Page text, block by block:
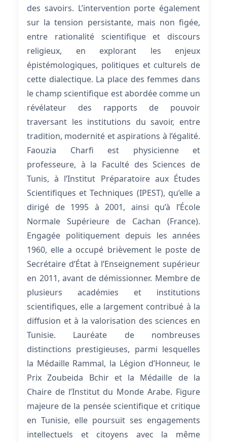
des savoirs. L’intervention porte également
sur la tension persistante, mais non figée,
entre rationalité scientifique et discours
religieux, en explorant les enjeux
épistémologiques, politiques et culturels de
cette dialectique. La place des femmes dans
le champ scientifique est abordée comme un
révélateur des rapports de pouvoir
traversant les institutions du savoir, entre
tradition, modernité et aspirations à l’égalité.
Faouzia Charfi est physicienne et
professeure, à la Faculté des Sciences de
Tunis, à l’Institut Préparatoire aux Études
Scientifiques et Techniques (IPEST), qu’elle a
dirigé de 1995 à 2001, ainsi qu’à l’École
Normale Supérieure de Cachan (France).
Engagée politiquement depuis les années
1960, elle a occupé brièvement le poste de
Secrétaire d’État à l’Enseignement supérieur
en 2011, avant de démissionner. Membre de
plusieurs académies et institutions
scientifiques, elle a largement contribué à la
diffusion et à la valorisation des sciences en
Tunisie. Lauréate de nombreuses
distinctions prestigieuses, parmi lesquelles
la Médaille Rammal, la Légion d’Honneur, le
Prix Zoubeida Bchir et la Médaille de la
Chaire de l’Institut du Monde Arabe. Figure
majeure de la pensée scientifique et critique
en Tunisie, elle poursuit ses engagements
intellectuels et citoyens avec la même